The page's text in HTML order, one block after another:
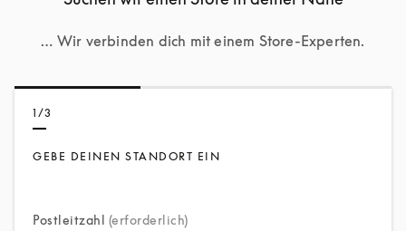
… Wir verbinden dich mit einem Store-Experten.
1/3
GEBE DEINEN STANDORT EIN
Postleitzahl (erforderlich)